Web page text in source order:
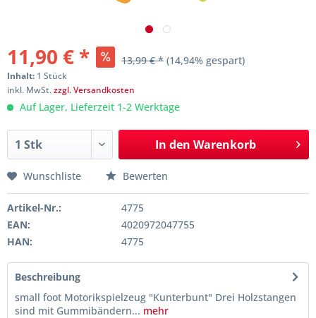
11,90 € * 13,99 € * (14,94% gespart)
Inhalt: 1 Stück
inkl. MwSt.zzgl. Versandkosten
Auf Lager, Lieferzeit 1-2 Werktage
In den Warenkorb
Wunschliste Bewerten
Artikel-Nr.:
4775
EAN:
4020972047755
HAN:
4775
Beschreibung
small foot Motorikspielzeug "Kunterbunt" Drei Holzstangen
sind mit Gummibändern... mehr